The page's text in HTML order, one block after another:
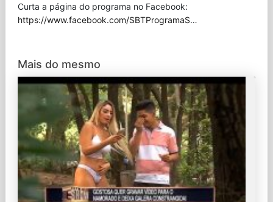
Curta a página do programa no Facebook:
https://www.facebook.com/SBTProgramaS…
Mais do mesmo